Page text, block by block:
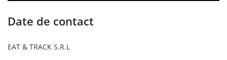
Date de contact
EAT & TRACK S.R.L